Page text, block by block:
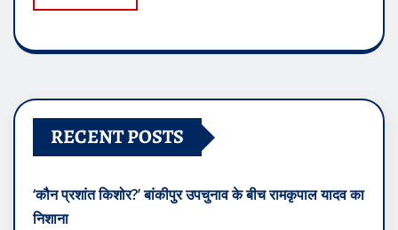
RECENT POSTS
‘कौन प्रशांत किशोर?’ बांकीपुर उपचुनाव के बीच रामकृपाल यादव का
निशाना